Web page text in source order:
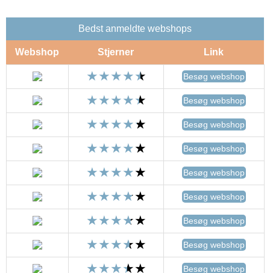
Bedst anmeldte webshops
Webshop Stjerner Link
Besøg webshop
Besøg webshop
Besøg webshop
Besøg webshop
Besøg webshop
Besøg webshop
Besøg webshop
Besøg webshop
Besøg webshop